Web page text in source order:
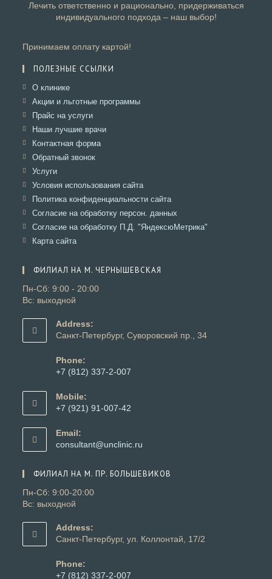
Лечить ответственно и рационально, придерживаться
индивидуального подхода – наш выбор!
Принимаем оплату картой!
ПОЛЕЗНЫЕ ССЫЛКИ
О клиникеОткроется
в
вкладке
Акции и льготные программыОткроется
Прайс на услугиОткроется
в
вкладке
Наши лучшие врачиОткроется
Контактная формаОткроется
Обратный звонокОткроется
вкладке
УслугиОткроется
в
вкладке
Условия использования сайтаОткроется
в
вкладке
Политика конфиденциальности сайтаОткроется
в
вкладке
Согласие на обработку персон. данных
в
Согласие на обработку П.Д. "ЯндексюМетрика"
Карта сайтаОткроется
вкладке
ФИЛИАЛ НА М. ЧЕРНЫШЕВСКАЯ
Пн-Сб: 9:00 - 20:00
Вс: выходной
Address:
Санкт-Петербург, Суворовский пр., 34
Phone:
+7 (812) 337-2-007
в
вашем
Mobile:
+7 (921) 91-007-42
в
вашем
Email:
consultant@unclinic.ru
приложении
ФИЛИАЛ НА М. ПР. БОЛЬШЕВИКОВ
Пн-Сб: 9:00-20:00
Вс: выходной
Address:
Санкт-Петербург, ул. Коллонтай, 17/2
Phone:
+7 (812) 337-2-007